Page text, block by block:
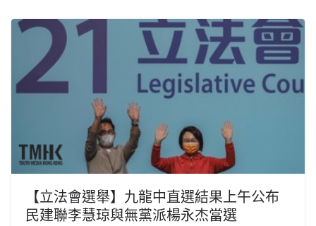
【立法會選舉】九龍中直選結果上午公布
民建聯李慧琼與無黨派楊永杰當選